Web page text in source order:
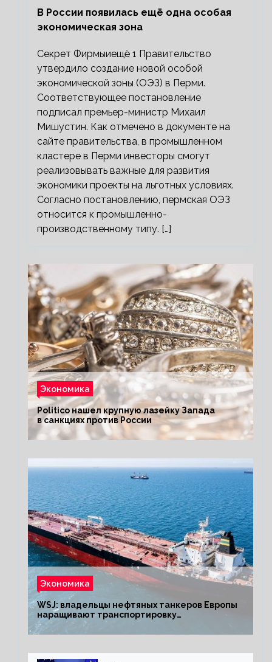
В России появилась ещё одна особая
экономическая зона
Секрет Фирмыиещё 1 Правительство
утвердило создание новой особой
экономической зоны (ОЭЗ) в Перми.
Соответствующее постановление
подписал премьер-министр Михаил
Мишустин. Как отмечено в документе на
сайте правительства, в промышленном
кластере в Перми инвесторы смогут
реализовывать важные для развития
экономики проекты на льготных условиях.
Согласно постановлению, пермская ОЭЗ
относится к промышленно-
производственному типу. […]
Экономика
Politico нашел крупную лазейку Запада
в санкциях против России
Экономика
WSJ: владельцы нефтяных танкеров Европы
наращивают транспортировку
из РФ до санкций